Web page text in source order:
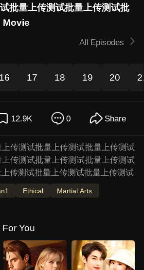
批量上传测试批量上传测试批
Movie
All Episodes
16 17 18 19 20
12.9K 0 Share
传测试批量上传测试批量上传测试
传测试批量上传测试批量上传测试
传测试批量上传测试批量上传测试
Ethical
Martial Arts
You